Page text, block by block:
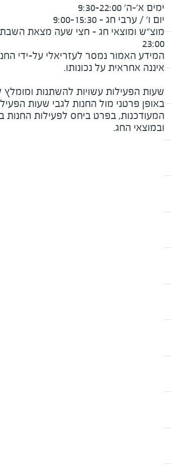
23:00
המידע האמור נמסר לעזריאלי על-ידי
שעות הפעילות עשויות להשתנות ומומלץ
באופן פרטני מול החנות לגבי שעות
המעודכנות, בפרט ביחס לפעילות החנות
ובמוצאי החג.